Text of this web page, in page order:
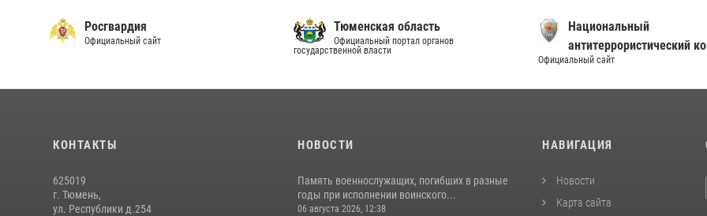
Росгвардия
Официальный сайт
Тюменская область
Официальный портал органов
государственной власти
Национальный
антитеррористический
Официальный сайт
КОНТАКТЫ
625019
г. Тюмень,
ул. Республики д.254
НОВОСТИ
Память военнослужащих, погибших в разные
годы при исполнении воинского...
06 августа 2026, 12:38
НАВИГАЦИЯ
Новости
Карта сайта